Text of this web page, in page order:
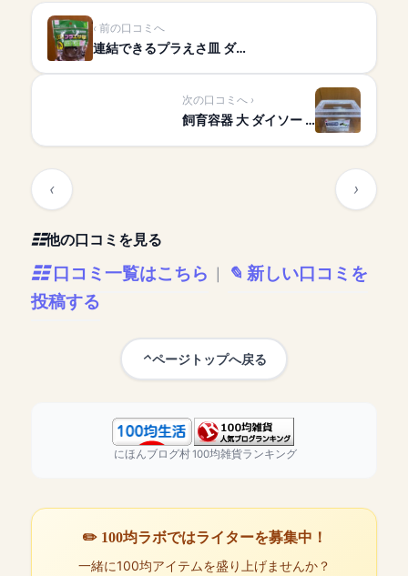
前の口コミへ
連結できるプラえさ皿 ダ…
次の口コミへ
飼育容器 大 ダイソー …
他の口コミを見る
口コミ一覧はこちら
新しい口コミを
投稿する
ページトップへ戻る
にほんブログ村100均雑貨ランキング
✏️ 100均ラボではライターを募集中！
一緒に100均アイテムを盛り上げませんか？